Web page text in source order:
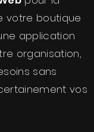
votre boutique
application
organisation,
sans
vos